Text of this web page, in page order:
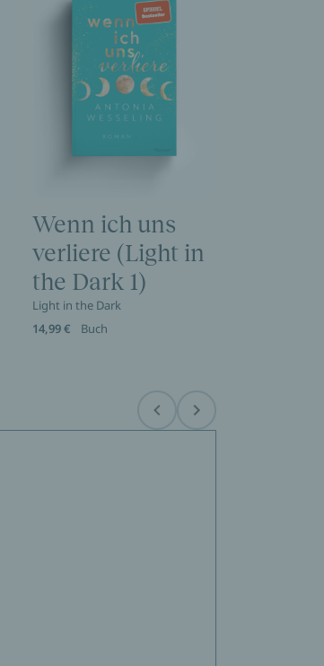
Wenn ich uns
verliere (Light in
the Dark 1)
Light in the Dark
14,99 €
Buch
Before Next